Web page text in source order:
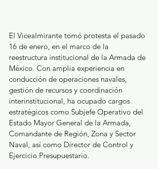
El Vicealmirante tomó protesta el pasado
16 de enero, en el marco de la
reestructura institucional de la Armada de
México. Con amplia experiencia en
conducción de operaciones navales,
gestión de recursos y coordinación
interinstitucional, ha ocupado cargos
estratégicos como Subjefe Operativo del
Estado Mayor General de la Armada,
Comandante de Región, Zona y Sector
Naval, así como Director de Control y
Ejercicio Presupuestario.